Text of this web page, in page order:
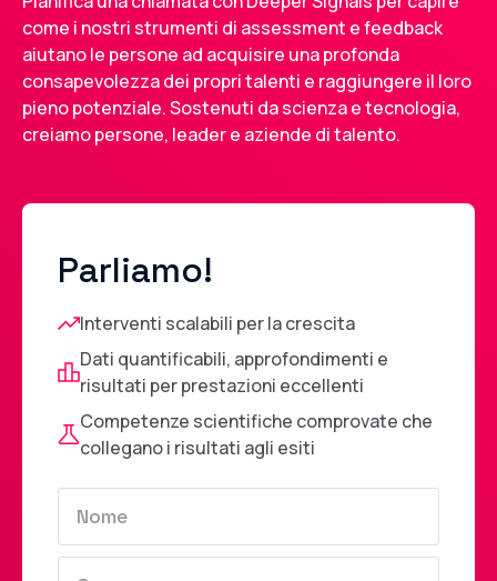
come i nostri strumenti di assessment e feedback
aiutano le persone ad acquisire una profonda
consapevolezza dei propri talenti e raggiungere il loro
pieno potenziale. Sostenuti da scienza e tecnologia,
creiamo persone, leader e aziende di talento.
Parliamo!
Interventi scalabili per la crescita
Dati quantificabili, approfondimenti e
risultati per prestazioni eccellenti
Competenze scientifiche comprovate che
collegano i risultati agli esiti